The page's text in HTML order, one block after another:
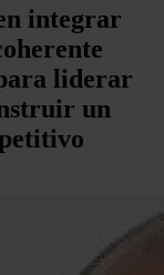
integrar
liderar
un